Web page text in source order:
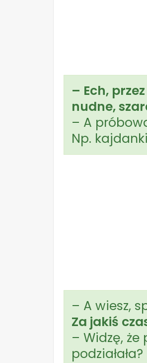
– Ech,
nudne,
– A
Np.
– A wiesz,
Za jakiś
– Widzę,
podziałała?